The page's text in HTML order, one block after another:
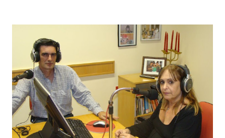
leyendas urbanas , extrañologia , revista gratuita , revista
de misterios , revista parapsicología Technorati Tags:
leyenda , revista+de+misterios , revista+de+investigacion ,
monografico